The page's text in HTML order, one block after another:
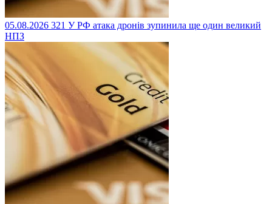
05.08.2026 321 У РФ атака дронів зупинила ще один великий
НПЗ